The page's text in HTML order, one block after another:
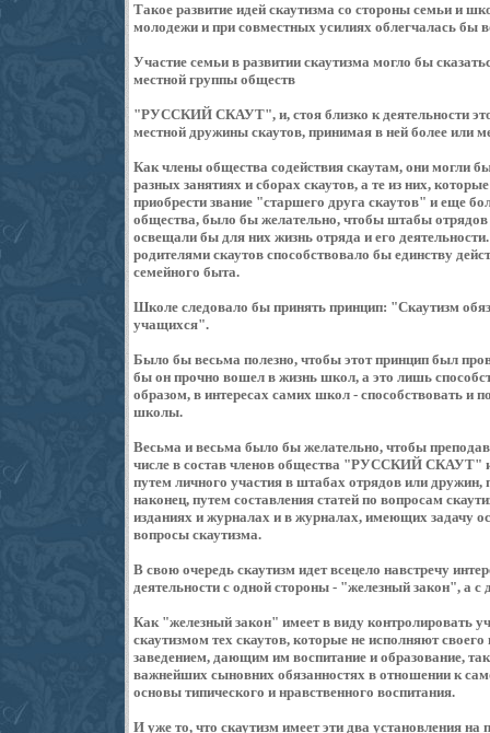
Такое развитие идей скаутизма со стороны семьи и
молодежи и при совместных усилиях облегчалась бы
Участие семьи в развитии скаутизма могло бы
местной группы обществ
"РУССКИЙ СКАУТ", и, стоя близко к деятельности
местной дружины скаутов, принимая в ней более или
Как члены общества содействия скаутам, они могли
разных занятиях и сборах скаутов, а те из них,
приобрести звание "старшего друга скаутов" и еще
общества, было бы желательно, чтобы штабы отрядов
освещали бы для них жизнь отряда и его
родителями скаутов способствовало бы единству
семейного быта.
Школе следовало бы принять принцип: "Скаутизм
учащихся".
Было бы весьма полезно, чтобы этот принцип был
бы он прочно вошел в жизнь школ, а это лишь
образом, в интересах самих школ - способствовать
школы.
Весьма и весьма было бы желательно, чтобы
числе в состав членов общества "РУССКИЙ СКАУТ" и
путем личного участия в штабах отрядов или
наконец, путем составления статей по вопросам
изданиях и журналах и в журналах, имеющих задачу
вопросы скаутизма.
В свою очередь скаутизм идет всецело навстречу
деятельности с одной стороны - "железный закон", а
Как "железный закон" имеет в виду контролировать
скаутизмом тех скаутов, которые не исполняют
заведением, дающим им воспитание и образование,
важнейших сыновних обязанностях в отношении к
основы типического и нравственного воспитания.
И уже то, что скаутизм имеет эти два установления